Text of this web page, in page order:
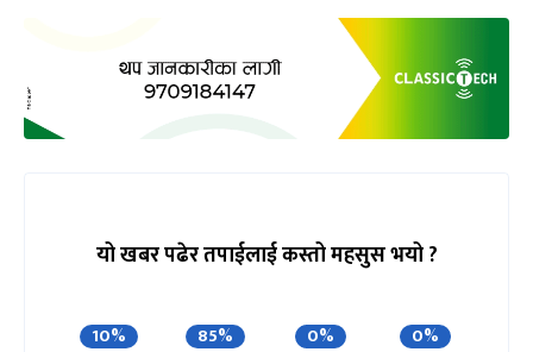
यो खबर पढेर तपाईलाई कस्तो महसुस भयो ?
10% 85% 0% 0%